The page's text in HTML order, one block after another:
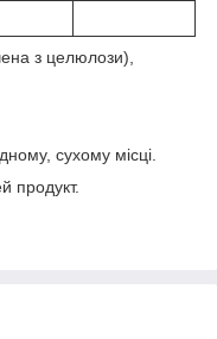
з целюлози),
сухому місці.
продукт.